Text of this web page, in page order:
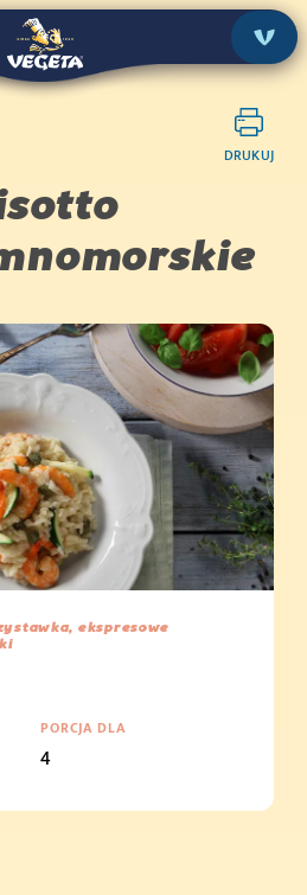
DRUKUJ
ekspresowe
PORCJA DLA
4